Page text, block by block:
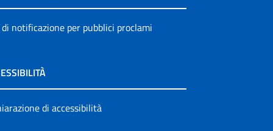
notificazione per pubblici proclami
di accessibilità